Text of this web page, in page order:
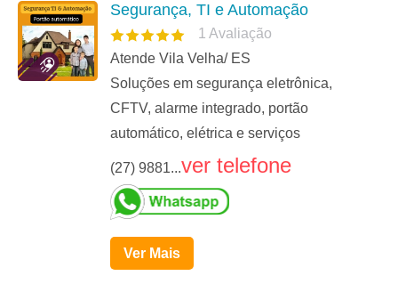
Segurança, TI e Automação
1 Avaliação
Atende Vila Velha/ ES
Soluções em segurança eletrônica,
CFTV, alarme integrado, portão
automático, elétrica e serviços
(27) 9881...ver telefone
Ver Mais